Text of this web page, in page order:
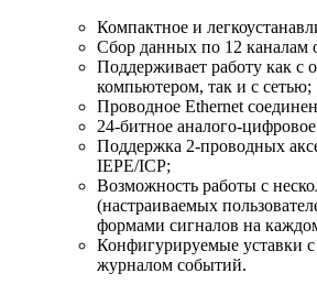
Компактное и
Сбор данных по 12 каналам
Поддерживает работу как с
компьютером, так и с сетью;
Проводное Ethernet
24-битное аналого-
Поддержка 2-проводных
IEPE/ICP;
Возможность работы с
(настраиваемых
формами сигналов на
Конфигурируемые уставки
журналом событий.